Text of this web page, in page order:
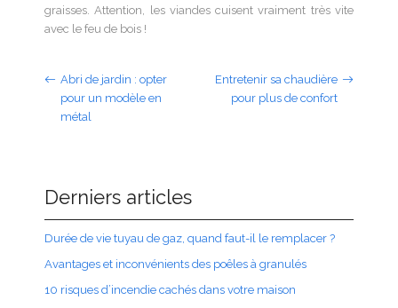
graisses. Attention, les viandes cuisent vraiment très vite
avec le feu de bois !
Abri de jardin : opter
pour un modèle en
métal
Entretenir sa chaudière
pour plus de confort
Derniers articles
Durée de vie tuyau de gaz, quand faut-il le remplacer ?
Avantages et inconvénients des poêles à granulés
10 risques d’incendie cachés dans votre maison